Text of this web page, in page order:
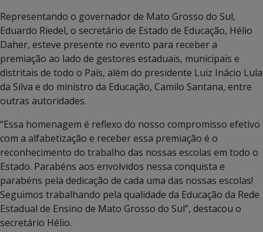
Representando o governador de Mato Grosso do Sul,
Eduardo Riedel, o secretário de Estado de Educação, Hélio
Daher, esteve presente no evento para receber a
premiação ao lado de gestores estaduais, municipais e
distritais de todo o País, além do presidente Luiz Inácio Lula
da Silva e do ministro da Educação, Camilo Santana, entre
outras autoridades.
“Essa homenagem é reflexo do nosso compromisso efetivo
com a alfabetização e receber essa premiação é o
reconhecimento do trabalho das nossas escolas em todo o
Estado. Parabéns aos envolvidos nessa conquista e
parabéns pela dedicação de cada uma das nossas escolas!
Seguimos trabalhando pela qualidade da Educação da Rede
Estadual de Ensino de Mato Grosso do Sul”, destacou o
secretário Hélio.